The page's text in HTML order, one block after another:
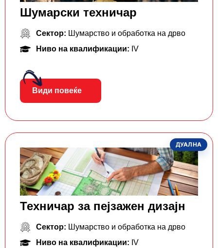
Шумарски техничар
Сектор: Шумарство и обработка на дрво
Ниво на квалификации: IV
Види повеќе
ДУАЛНА
Техничар за пејзажен дизајн
Сектор: Шумарство и обработка на дрво
Ниво на квалификации: IV